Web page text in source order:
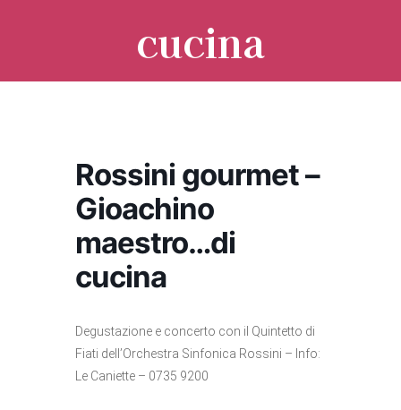
cucina
Rossini gourmet –
Gioachino
maestro…di
cucina
Degustazione e concerto con il Quintetto di
Fiati dell’Orchestra Sinfonica Rossini – Info:
Le Caniette – 0735 9200